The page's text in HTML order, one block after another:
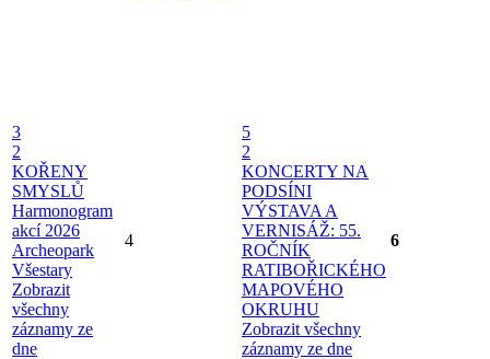
3
2
KOŘENY
SMYSLŮ
Harmonogram
akcí 2026
Archeopark
Všestary
Zobrazit
všechny
záznamy ze
dne
4
5
2
KONCERTY NA
PODSÍNI
VÝSTAVA A
VERNISÁŽ: 55.
ROČNÍK
RATIBOŘICKÉHO
MAPOVÉHO
OKRUHU
Zobrazit všechny
záznamy ze dne
6